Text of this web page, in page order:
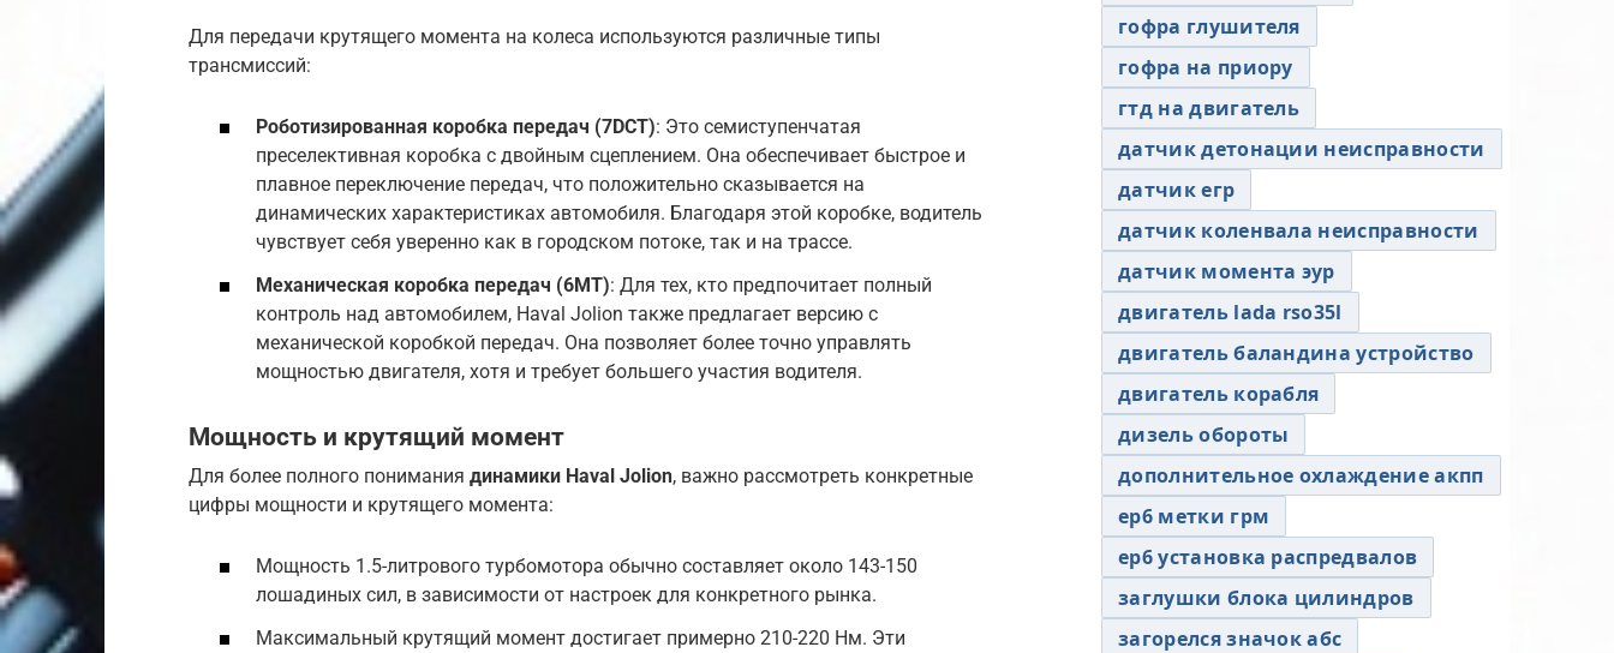
Для передачи крутящего момента на колеса используются различные типы
трансмиссий:
Роботизированная коробка передач (7DCT): Это семиступенчатая
преселективная коробка с двойным сцеплением. Она обеспечивает быстрое и
плавное переключение передач, что положительно сказывается на
динамических характеристиках автомобиля. Благодаря этой коробке, водитель
чувствует себя уверенно как в городском потоке, так и на трассе.
Механическая коробка передач (6МТ): Для тех, кто предпочитает полный
контроль над автомобилем, Haval Jolion также предлагает версию с
механической коробкой передач. Она позволяет более точно управлять
мощностью двигателя, хотя и требует большего участия водителя.
Мощность и крутящий момент
Для более полного понимания динамики Haval Jolion, важно рассмотреть конкретные
цифры мощности и крутящего момента:
Мощность 1.5-литрового турбомотора обычно составляет около 143-150
лошадиных сил, в зависимости от настроек для конкретного рынка.
Максимальный крутящий момент достигает примерно 210-220 Нм. Эти
гофра глушителя
гофра на приору
гтд на двигатель
датчик детонации неисправности
датчик егр
датчик коленвала неисправности
датчик момента эур
двигатель lada rso35l
двигатель баландина устройство
двигатель корабля
дизель обороты
дополнительное охлаждение акпп
ер6 метки грм
ер6 установка распредвалов
заглушки блока цилиндров
загорелся значок абс